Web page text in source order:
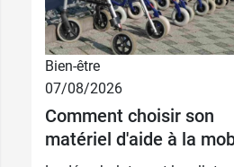
Bien-être
07/08/2026
Comment choisir son
matériel d'aide à la